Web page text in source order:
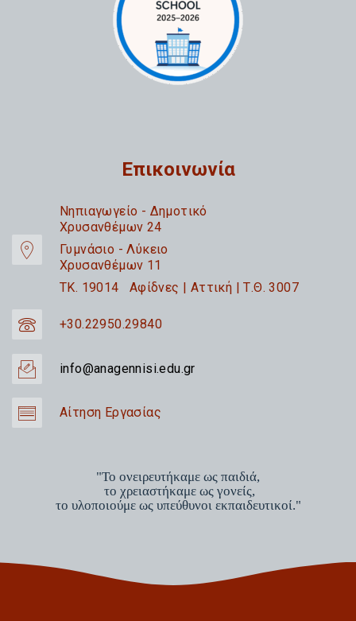
Επικοινωνία
Nηπιαγωγείο - Δημοτικό
Χρυσανθέμων 24
Γυμνάσιο - Λύκειο
Χρυσανθέμων 11
TK. 19014 Αφίδνες | Αττική | Τ.Θ. 3007
+30.22950.29840
info@anagennisi.edu.gr
Αίτηση Εργασίας
"Το ονειρευτήκαμε ως παιδιά,
το χρειαστήκαμε ως γονείς,
το υλοποιούμε ως υπεύθυνοι εκπαιδευτικοί."